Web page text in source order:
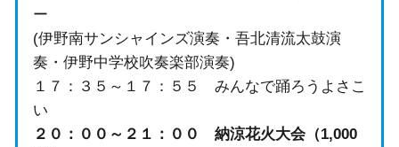
ー
(伊野南サンシャインズ演奏・吾北清流太鼓演
奏・伊野中学校吹奏楽部演奏)
１７：３５～１７：５５ みんなで踊ろうよさこ
い
２０：００～２１：００ 納涼花火大会（1,000